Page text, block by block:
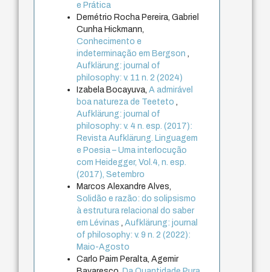
e Prática
Demétrio Rocha Pereira, Gabriel
Cunha Hickmann,
Conhecimento e
indeterminação em Bergson,
Aufklärung: journal of
philosophy: v. 11 n. 2 (2024)
Izabela Bocayuva,A admirável
boa natureza de Teeteto,
Aufklärung: journal of
philosophy: v. 4 n. esp. (2017):
Revista Aufklärung. Linguagem
e Poesia – Uma interlocução
com Heidegger, Vol.4, n. esp.
(2017), Setembro
Marcos Alexandre Alves,
Solidão e razão: do solipsismo
à estrutura relacional do saber
em Lévinas,Aufklärung: journal
of philosophy: v. 9 n. 2 (2022):
Maio-Agosto
Carlo Paim Peralta, Agemir